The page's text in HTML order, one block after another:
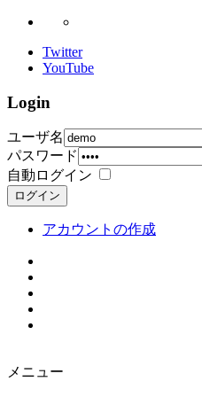
Twitter
YouTube
Login
ユーザ名
パスワード
自動ログイン
ログイン
アカウントの作成
メニュー